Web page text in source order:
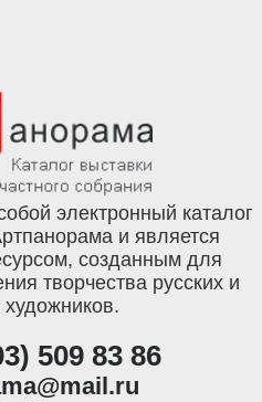
электронный каталог
и является
созданным для
творчества русских и
художников.
509 83 86